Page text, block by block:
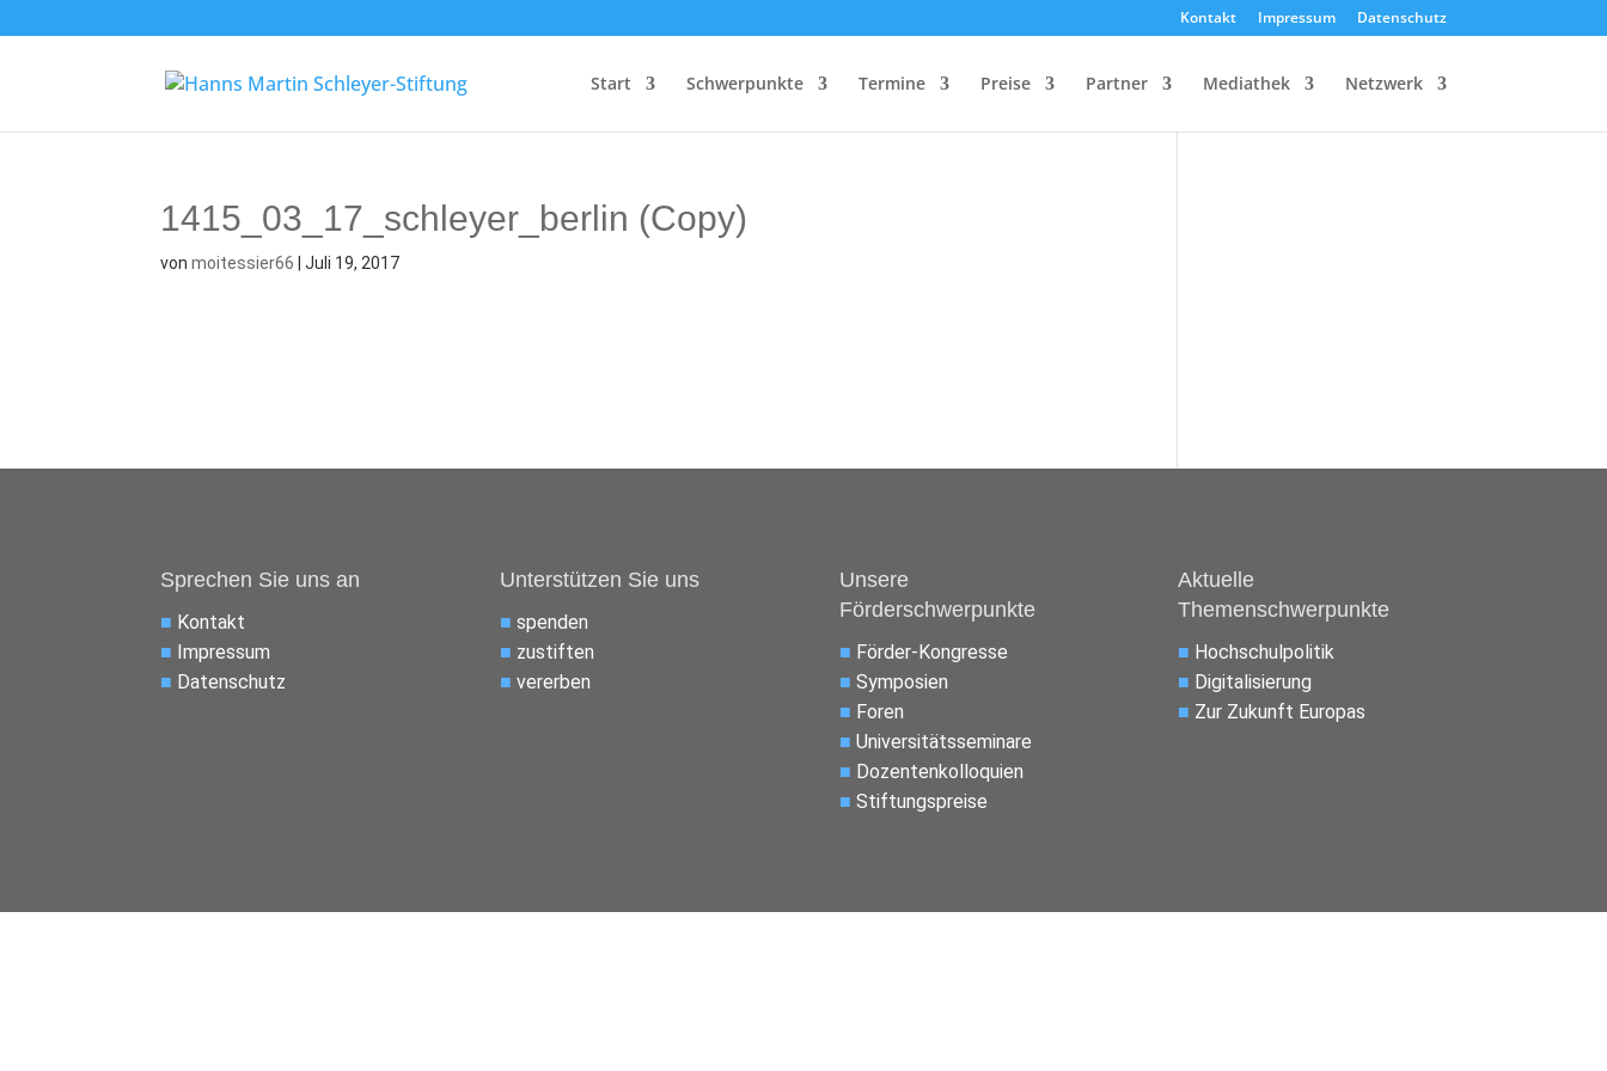
Kontakt Impressum Datenschutz
Start Schwerpunkte Termine Preise Partner Mediathek Netzwerk
1415_03_17_schleyer_berlin (Copy)
vonmoitessier66 |Juli 19, 2017
Sprechen Sie uns an
■ Kontakt
■ Impressum
■ Datenschutz
Unterstützen Sie uns
■ spenden
■ zustiften
■ vererben
Unsere
Förderschwerpunkte
■ Förder-Kongresse
■ Symposien
■ Foren
■ Universitätsseminare
■ Dozentenkolloquien
■ Stiftungspreise
Aktuelle
Themenschwerpunkte
■ Hochschulpolitik
■ Digitalisierung
■ Zur Zukunft Europas